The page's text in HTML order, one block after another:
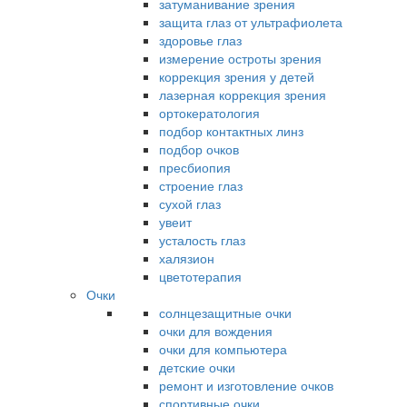
затуманивание зрения
защита глаз от ультрафиолета
здоровье глаз
измерение остроты зрения
коррекция зрения у детей
лазерная коррекция зрения
ортокератология
подбор контактных линз
подбор очков
пресбиопия
строение глаз
сухой глаз
увеит
усталость глаз
халязион
цветотерапия
Очки
солнцезащитные очки
очки для вождения
очки для компьютера
детские очки
ремонт и изготовление очков